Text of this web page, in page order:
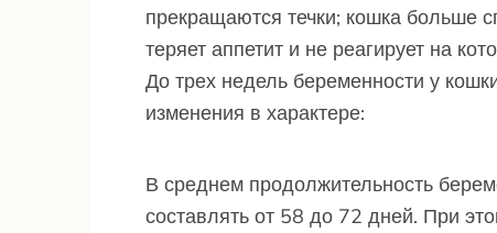
прекращаются течки; кошка больше
теряет аппетит и не реагирует на
До трех недель беременности у
изменения в характере:
В среднем продолжительность
составлять от 58 до 72 дней. При